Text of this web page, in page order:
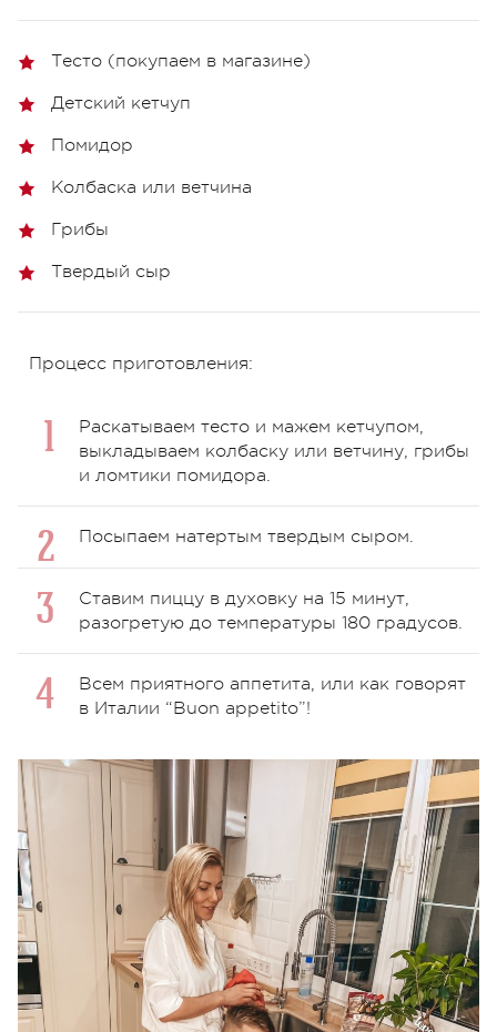
Тесто (покупаем в магазине)
Детский кетчуп
Помидор
Колбаска или ветчина
Грибы
Твердый сыр
Процесс приготовления:
Раскатываем тесто и мажем кетчупом,
выкладываем колбаску или ветчину, грибы
и ломтики помидора.
Посыпаем натертым твердым сыром.
Ставим пиццу в духовку на 15 минут,
разогретую до температуры 180 градусов.
Всем приятного аппетита, или как говорят
в Италии “Buon appetito”!